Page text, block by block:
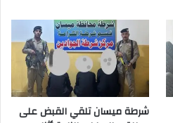
شرطة ميسان تلقي القبض على